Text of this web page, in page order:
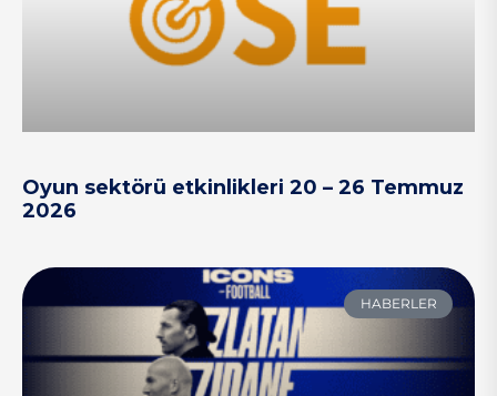
Oyun sektörü etkinlikleri 20 – 26 Temmuz
2026
HABERLER